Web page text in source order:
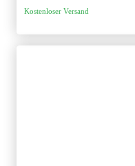
Kostenloser Versand